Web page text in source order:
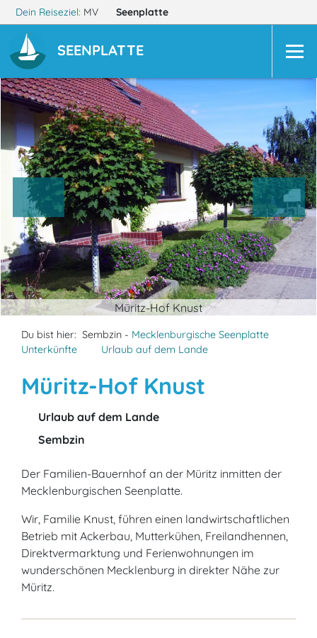
Dein Reiseziel: MV Seenplatte
SEENPLATTE
Müritz-Hof Knust
Du bist hier: Sembzin - Mecklenburgische Seenplatte
Unterkünfte
Urlaub auf dem Lande
Müritz-Hof Knust
Urlaub auf dem Lande
Sembzin
Der Familien-Bauernhof an der Müritz inmitten der
Mecklenburgischen Seenplatte.
Wir, Familie Knust, führen einen landwirtschaftlichen
Betrieb mit Ackerbau, Mutterkühen, Freilandhennen,
Direktvermarktung und Ferienwohnungen im
wunderschönen Mecklenburg in direkter Nähe zur
Müritz.